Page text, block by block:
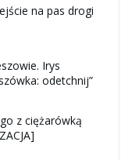
na pas drogi
Irys
odetchnij”
z ciężarówką